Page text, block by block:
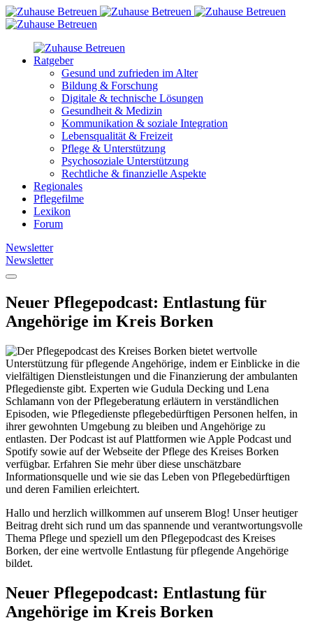
Ratgeber
Gesund und zufrieden im Alter
Bildung & Forschung
Digitale & technische Lösungen
Gesundheit & Medizin
Kommunikation & soziale Integration
Lebensqualität & Freizeit
Pflege & Unterstützung
Psychosoziale Unterstützung
Rechtliche & finanzielle Aspekte
Regionales
Pflegefilme
Lexikon
Forum
Newsletter
Newsletter
Neuer Pflegepodcast: Entlastung für
Angehörige im Kreis Borken
Hallo und herzlich willkommen auf unserem Blog! Unser heutiger
Beitrag dreht sich rund um das spannende und verantwortungsvolle
Thema Pflege und speziell um den Pflegepodcast des Kreises
Borken, der eine wertvolle Entlastung für pflegende Angehörige
bildet.
Neuer Pflegepodcast: Entlastung für
Angehörige im Kreis Borken